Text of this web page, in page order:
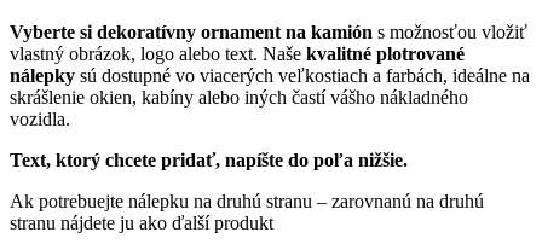
Vyberte si dekoratívny ornament na kamión s možnosťou vložiť
vlastný obrázok, logo alebo text. Naše kvalitné plotrované
nálepky sú dostupné vo viacerých veľkostiach a farbách, ideálne na
skrášlenie okien, kabíny alebo iných častí vášho nákladného
vozidla.
Text, ktorý chcete pridať, napíšte do poľa nižšie.
Ak potrebuejte nálepku na druhú stranu – zarovnanú na druhú
stranu nájdete ju ako ďalší produkt